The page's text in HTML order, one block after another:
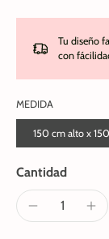
Tu diseño
con
MEDIDA
150 cm alto x
Cantidad